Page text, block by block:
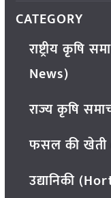
CATEGORY
राष्ट्रीय कृषि
News)
राज्य कृषि
फसल की खेती
उद्यानिकी